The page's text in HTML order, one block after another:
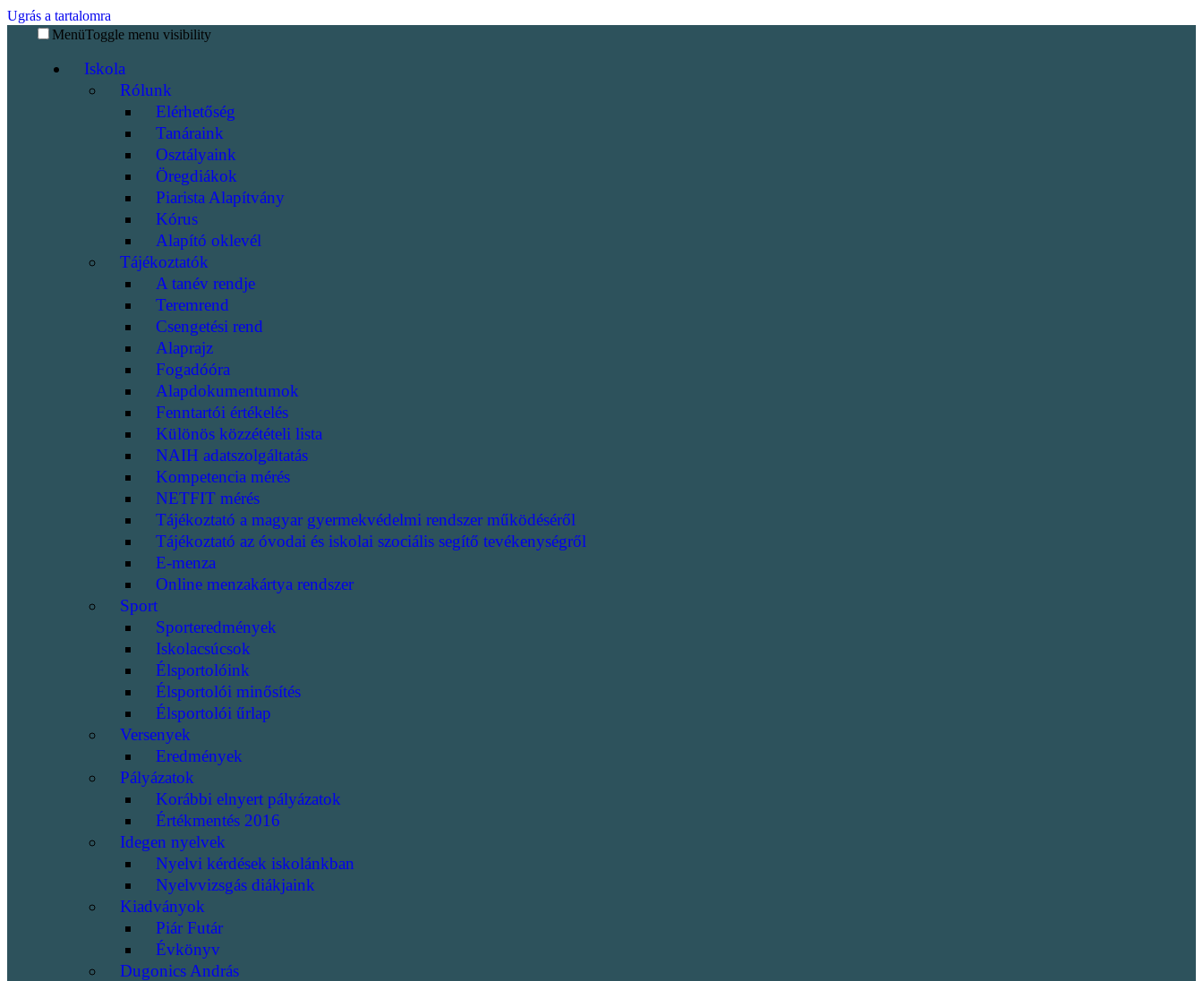
Ugrás a tartalomra
MenüToggle menu visibility
Iskola
Rólunk
Elérhetőség
Tanáraink
Osztályaink
Öregdiákok
Piarista Alapítvány
Kórus
Alapító oklevél
Tájékoztatók
A tanév rendje
Teremrend
Csengetési rend
Alaprajz
Fogadóóra
Alapdokumentumok
Fenntartói értékelés
Különös közzétételi lista
NAIH adatszolgáltatás
Kompetencia mérés
NETFIT mérés
Tájékoztató a magyar gyermekvédelmi rendszer működéséről
Tájékoztató az óvodai és iskolai szociális segítő tevékenységről
E-menza
Online menzakártya rendszer
Sport
Sporteredmények
Iskolacsúcsok
Élsportolóink
Élsportolói minősítés
Élsportolói űrlap
Versenyek
Eredmények
Pályázatok
Korábbi elnyert pályázatok
Értékmentés 2016
Idegen nyelvek
Nyelvi kérdések iskolánkban
Nyelvvizsgás diákjaink
Kiadványok
Piár Futár
Évkönyv
Dugonics András